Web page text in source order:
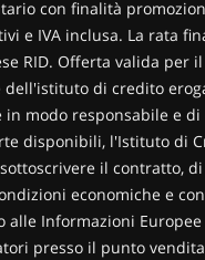
con finalità
e IVA inclusa. La rata
RID. Offerta valida per
dell'istituto di credito
in modo responsabile e di
disponibili, l'Istituto di
il contratto,
economiche e
Informazioni Europee
presso il punto